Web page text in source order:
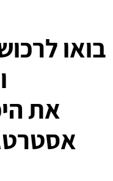
בואו
את